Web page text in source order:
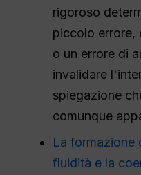
rigoroso
piccolo errore,
o un errore di
invalidare
spiegazione
comunque
La formazione
fluidità e la